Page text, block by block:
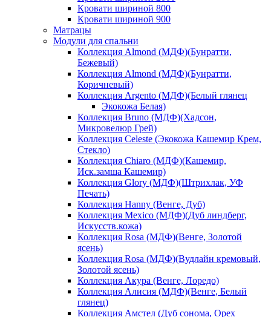
Кровати шириной 800
Кровати шириной 900
Матрацы
Модули для спальни
Коллекция Almond (МДФ)(Бунратти,
Бежевый)
Коллекция Almond (МДФ)(Бунратти,
Коричневый)
Коллекция Argento (МДФ)(Белый глянец
Экокожа Белая)
Коллекция Bruno (МДФ)(Хадсон,
Микровелюр Грей)
Коллекция Celeste (Экокожа Кашемир Крем,
Стекло)
Коллекция Chiaro (МДФ)(Кашемир,
Иск.замша Кашемир)
Коллекция Glory (МДФ)(Штрихлак, УФ
Печать)
Коллекция Hanny (Венге, Дуб)
Коллекция Mexico (МДФ)(Дуб линдберг,
Искусств.кожа)
Коллекция Rosa (МДФ)(Венге, Золотой
ясень)
Коллекция Rosa (МДФ)(Вудлайн кремовый,
Золотой ясень)
Коллекция Акура (Венге, Лоредо)
Коллекция Алисия (МДФ)(Венге, Белый
глянец)
Коллекция Амстел (Дуб сонома, Орех